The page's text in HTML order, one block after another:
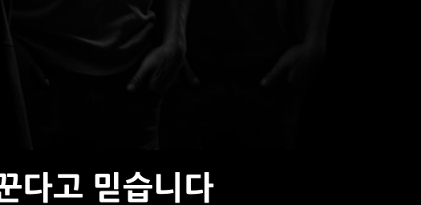
다고 믿습니다